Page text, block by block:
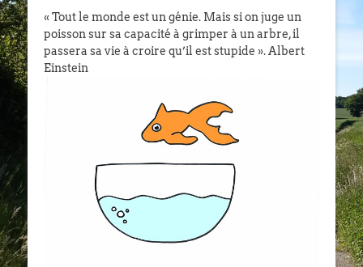
« Tout le monde est un génie. Mais si on juge un
poisson sur sa capacité à grimper à un arbre, il
passera sa vie à croire qu’il est stupide ».Albert
Einstein